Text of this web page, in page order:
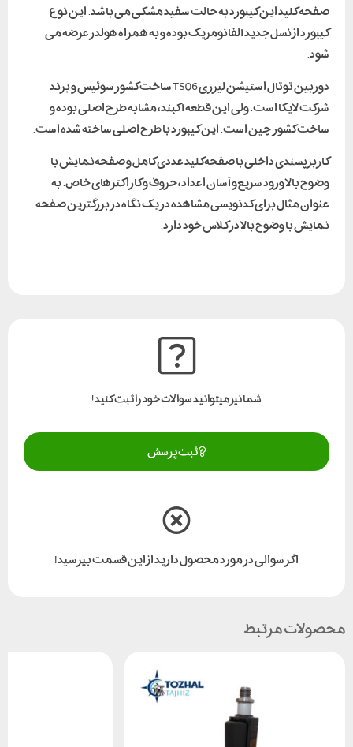
صفحه کلید این کیبورد به حالت سفید مشکی می باشد. این نوع
کیبورد از نسل جدید آلفانومریک بوده و به همراه هولدر عرضه می
شود.
دوربین توتال استیشن لیزری TS06 ساخت کشور سوئیس و برند
شرکت لایکا است. ولی این قطعه آکبند، مشابه طرح اصلی بوده و
ساخت کشور چین است. این کیبورد با طرح اصلی ساخته شده است.
کاربرپسندی داخلی با صفحه‌کلید عددی کامل و صفحه‌نمایش با
وضوح بالا ورود سریع و آسان اعداد، حروف و کاراکترهای خاص. به
عنوان مثال برای کدنویسی مشاهده در یک نگاه در بزرگترین صفحه
نمایش با وضوح بالا در کلاس خود دارد.
شما نیز میتوانید سوالات خود را ثبت کنید!
ثبت پرسش
اگر سوالی در مورد محصول دارید از این قسمت بپرسید!
محصولات مرتبط